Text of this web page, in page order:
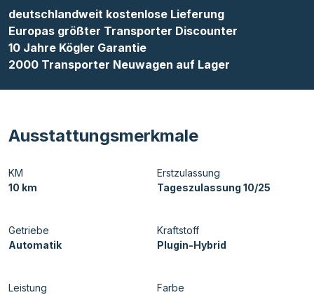
deutschlandweit kostenlose Lieferung
Europas größter Transporter Discounter
10 Jahre Kögler Garantie
2000 Transporter Neuwagen auf Lager
Ausstattungsmerkmale
KM
10 km
Erstzulassung
Tageszulassung 10/25
Getriebe
Automatik
Kraftstoff
Plugin-Hybrid
Leistung
Farbe